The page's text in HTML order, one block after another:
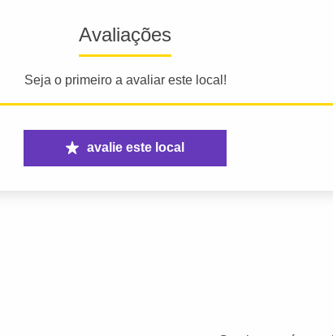
Avaliações
Seja o primeiro a avaliar este local!
avalie este local